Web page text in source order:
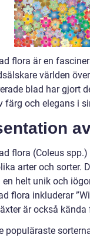
flora är en
världen
blad har gjort
färg och elegans i
flora (Coleus
arter och sorter.
en helt unik och
flora inkluderar
är också
populäraste